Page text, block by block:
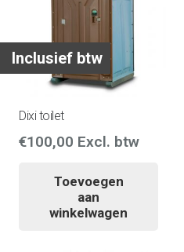
Inclusief btw
Dixi toilet
€100,00 Excl. btw
Toevoegen
aan
winkelwagen